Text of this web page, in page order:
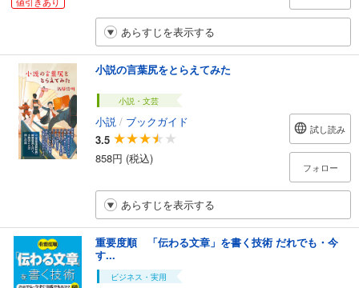
あらすじを表示する
小説の言葉尻をとらえてみた
小説・文芸
小説 / ブックガイド
3.5
858円 (税込)
試し読み
フォロー
あらすじを表示する
重要度順 「伝わる文章」を書く技術 だれでも・今
す...
ビジネス・実用